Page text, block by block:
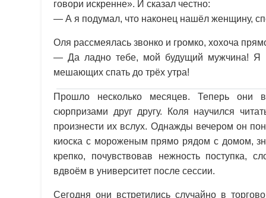
говори искренне». И сказал честно:
— А я подумал, что наконец нашёл женщину,
Оля рассмеялась звонко и громко, хохоча
— Да ладно тебе, мой будущий мужчина! Я
мешающих спать до трёх утра!
Прошло несколько месяцев. Теперь они
сюрпризами друг другу. Коля научился
произнести их вслух. Однажды вечером он
киоска с мороженым прямо рядом с домом,
крепко, почувствовав нежность поступка,
вдвоём в университет после сессии.
Сегодня они встретились случайно в